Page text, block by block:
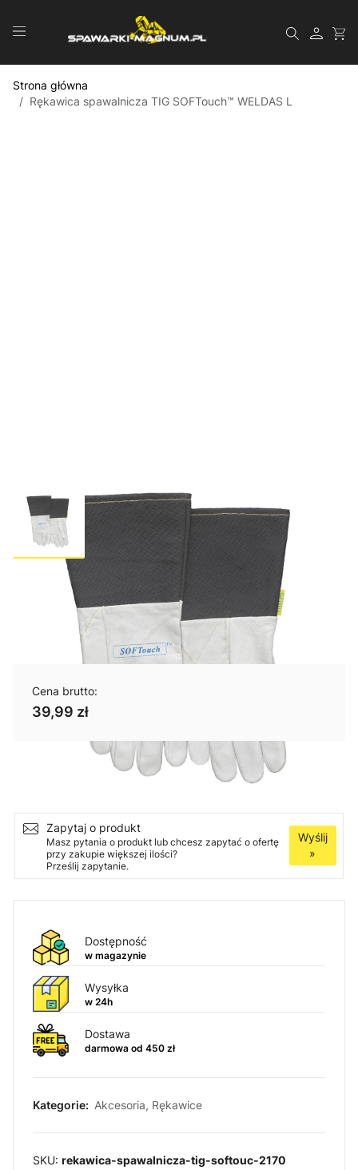
Szukaj
Strona główna
/ Rękawica spawalnicza TIG SOFTouch™ WELDAS L
Rękawica spawalnicza TIG
SOFTouch™ WELDAS L
Cena brutto:
39,99 zł
Dodaj do koszyka
Zapytaj o produkt
Masz pytania o produkt lub chcesz zapytać o ofertę
przy zakupie większej ilości?
Prześlij zapytanie.
Wyślij
»
Dostępność
w magazynie
Wysyłka
w 24h
Dostawa
darmowa od 450 zł
Kategorie: Akcesoria, Rękawice
SKU: rekawica-spawalnicza-tig-softouc-2170